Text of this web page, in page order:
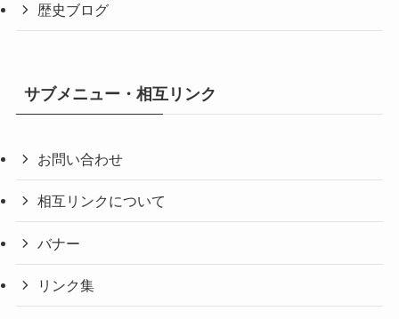
歴史ブログ
サブメニュー・相互リンク
お問い合わせ
相互リンクについて
バナー
リンク集